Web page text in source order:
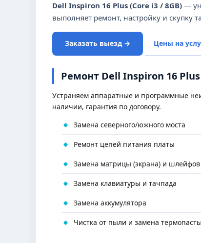
Dell Inspiron 16 Plus (Core i3 / 8GB) —
выполняет ремонт, настройку и скупку
Заказать выезд → Цены на
Ремонт Dell Inspiron 16
Устраняем аппаратные и программные
наличии, гарантия по договору.
Замена северного/южного моста
Ремонт цепей питания платы
Замена матрицы (экрана) и шлейфов
Замена клавиатуры и тачпада
Замена аккумулятора
Чистка от пыли и замена термопасты